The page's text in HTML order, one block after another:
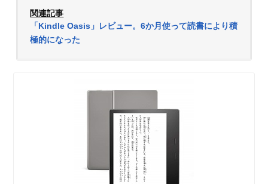
関連記事
「Kindle Oasis」レビュー。6か月使って読書により積
極的になった